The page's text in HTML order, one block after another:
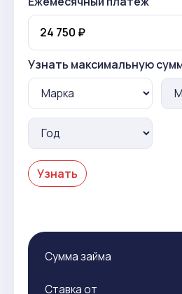
Узнать максимальную
Узнать
Сумма займа
Ставка от